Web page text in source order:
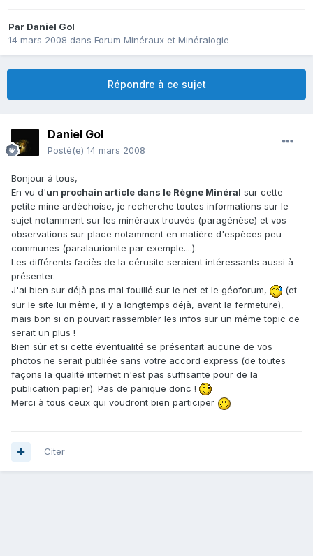
Par Daniel Gol
14 mars 2008 dans Forum Minéraux et Minéralogie
Répondre à ce sujet
Daniel Gol
Posté(e) 14 mars 2008
Bonjour à tous,
En vu d'un prochain article dans le Règne Minéral sur cette
petite mine ardéchoise, je recherche toutes informations sur le
sujet notamment sur les minéraux trouvés (paragénèse) et vos
observations sur place notamment en matière d'espèces peu
communes (paralaurionite par exemple....).
Les différents faciès de la cérusite seraient intéressants aussi à
présenter.
J'ai bien sur déjà pas mal fouillé sur le net et le géoforum,
(et
sur le site lui même, il y a longtemps déjà, avant la fermeture),
mais bon si on pouvait rassembler les infos sur un même topic ce
serait un plus !
Bien sûr et si cette éventualité se présentait aucune de vos
photos ne serait publiée sans votre accord express (de toutes
façons la qualité internet n'est pas suffisante pour de la
publication papier). Pas de panique donc !
Merci à tous ceux qui voudront bien participer
Citer